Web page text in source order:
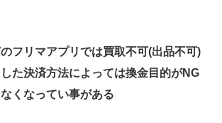
フリマアプリでは買取不可(出品不可)
た決済方法によっては換金目的がNG
くなってい事がある